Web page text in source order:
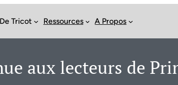
Tricot Ressources A Propos
aux lecteurs de